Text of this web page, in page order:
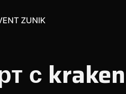
ZUNIK
с